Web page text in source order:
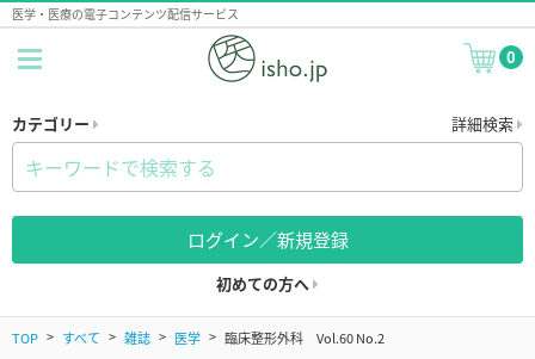
医学・医療の電子コンテンツ配信サービス
0
カテゴリー 詳細検索
ログイン／新規登録
初めての方へ
TOP すべて 雑誌 医学 臨床整形外科 Vol.60 No.2